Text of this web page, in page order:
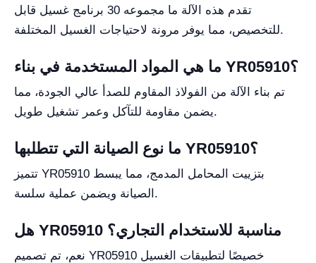
تقدم هذه الآلة ما مجموعه 30 برنامج غسيل قابل
للتخصيص، مما يوفر مرونة لاحتياجات الغسيل المختلفة.
ما هي المواد المستخدمة في بناء YR05910؟
تم بناء الآلة من الفولاذ المقاوم للصدأ عالي الجودة، مما
يضمن مقاومة للتآكل وعمر تشغيل طويل.
ما نوع الصيانة التي تتطلبها YR05910؟
تتميز YR05910 بتزييت المحامل المدمج، مما يبسط
الصيانة ويضمن عملية سلسة.
هل YR05910 مناسبة للاستخدام التجاري؟
نعم، تم تصميم YR05910 خصيصًا لتطبيقات الغسيل